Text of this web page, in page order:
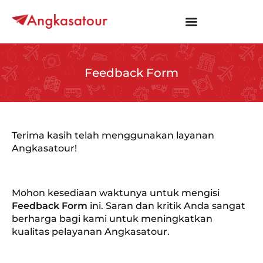
Feedback Form
Terima kasih telah menggunakan layanan
Angkasatour!
Mohon kesediaan waktunya untuk mengisi
Feedback Form ini. Saran dan kritik Anda sangat
berharga bagi kami untuk meningkatkan
kualitas pelayanan Angkasatour.